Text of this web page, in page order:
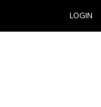
LOGIN